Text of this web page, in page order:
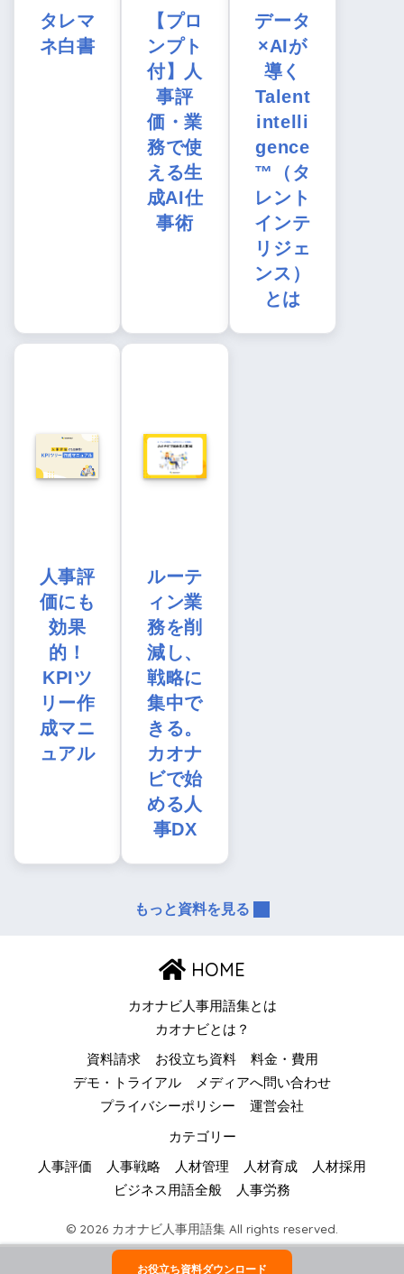
タレマ
ネ白書
【プロ
ンプト
付】人
事評
価・業
務で使
える生
成AI仕
事術
データ
×AIが
導く
Talent
intelli
gence
™（タ
レント
インテ
リジェ
ンス）
とは
人事評
価にも
効果
的！
KPIツ
リー作
成マニ
ュアル
ルーテ
ィン業
務を削
減し、
戦略に
集中で
きる。
カオナ
ビで始
める人
事DX
もっと資料を見る
HOME
カオナビ人事用語集とは
カオナビとは？
資料請求 お役立ち資料
料金・費用
デモ・トライアル
メディアへ問い合わせ
プライバシーポリシー
運営会社
カテゴリー
人事評価 人事戦略 人材管理 人材育成
人材採用
ビジネス用語全般
人事労務
© 2026 カオナビ人事用語集 All rights reserved.
お役立ち資料ダウンロード